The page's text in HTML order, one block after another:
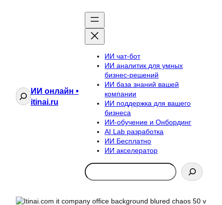
ПоискИИ онлайн •
itinai.ru
ИИ чат-бот
ИИ аналитик для умных
бизнес-решений
ИИ база знаний вашей
компании
ИИ поддержка для вашего
бизнеса
ИИ-обучение и Онбординг
AI Lab разработка
ИИ Бесплатно
ИИ акселератор
Search